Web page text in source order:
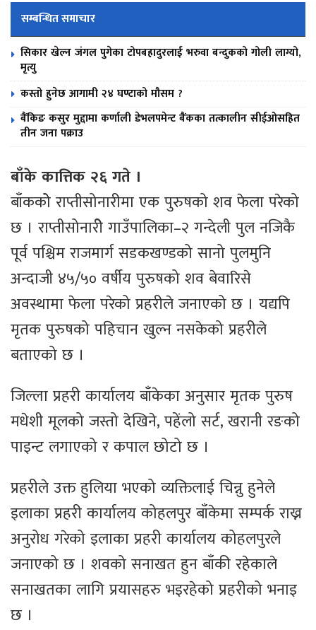
सम्बन्धित समाचार
सिकार खेल्न जंगल पुगेका टोपबहादुरलाई भरुवा बन्दुकको गोली लाग्यो,
मृत्यु
कस्तो हुनेछ आगामी २४ घण्टाको मौसम ?
बैंकिङ कसुर मुद्दामा कर्णाली डेभलपमेन्ट बैंकका तत्कालीन सीईओसहित
तीन जना पक्राउ
बाँके कात्तिक २६ गते ।
बाँककोे राप्तीसोनारीमा एक पुरुषको शव फेला परेको
छ । राप्तीसोनारीे गाउँपालिका–२ गन्देली पुल नजिकै
पूर्व पश्चिम राजमार्ग सडकखण्डको सानो पुलमुनि
अन्दाजी ४५/५० वर्षीय पुरुषको शव बेवारिसे
अवस्थामा फेला परेको प्रहरीले जनाएको छ । यद्यपि
मृतक पुरुषको पहिचान खुल्न नसकेको प्रहरीले
बताएको छ ।
जिल्ला प्रहरी कार्यालय बाँकेका अनुसार मृतक पुरुष
मधेशी मूलको जस्तो देखिने, पहेंलो सर्ट, खरानी रङको
पाइन्ट लगाएको र कपाल छोटो छ ।
प्रहरीले उक्त हुलिया भएको व्यक्तिलाई चिन्नु हुनेले
इलाका प्रहरी कार्यालय कोहलपुर बाँकेमा सम्पर्क राख्न
अनुरोध गरेको इलाका प्रहरी कार्यालय कोहलपुरले
जनाएको छ । शवको सनाखत हुन बाँकी रहेकाले
सनाखतका लागि प्रयासहरु भइरहेको प्रहरीको भनाइ
छ ।